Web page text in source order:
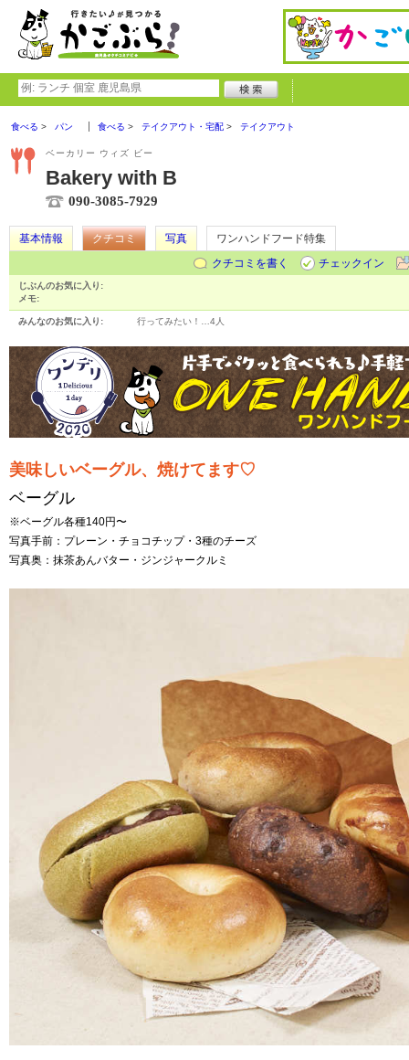
食べる パン 食べる テイクアウト・宅配 テイクアウト
ベーカリー ウィズ ビー
Bakery with B
090-3085-7929
基本情報 クチコミ 写真
ワンハンドフード特集
クチコミを書く
チェックイン
じぶんのお気に入り:
メモ:
みんなのお気に入り: 行ってみたい！… 4人
美味しいベーグル、焼けてます♡
ベーグル
※ベーグル各種140円〜
写真手前：プレーン・チョコチップ・3種のチーズ
写真奥：抹茶あんバター・ジンジャークルミ